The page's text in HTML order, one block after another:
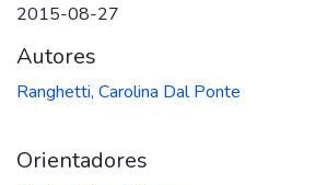
2015-08-27
Autores
Ranghetti, Carolina Dal Ponte
Orientadores